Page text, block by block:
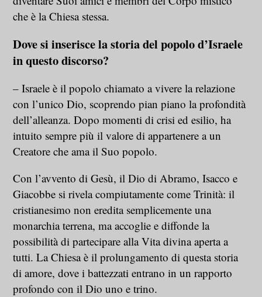
che è la Chiesa stessa.
Dove si inserisce la storia del popolo d’Israele
in questo discorso?
– Israele è il popolo chiamato a vivere la relazione
con l’unico Dio, scoprendo pian piano la profondità
dell’alleanza. Dopo momenti di crisi ed esilio, ha
intuito sempre più il valore di appartenere a un
Creatore che ama il Suo popolo.
Con l’avvento di Gesù, il Dio di Abramo, Isacco e
Giacobbe si rivela compiutamente come Trinità: il
cristianesimo non eredita semplicemente una
monarchia terrena, ma accoglie e diffonde la
possibilità di partecipare alla Vita divina aperta a
tutti. La Chiesa è il prolungamento di questa storia
di amore, dove i battezzati entrano in un rapporto
profondo con il Dio uno e trino.